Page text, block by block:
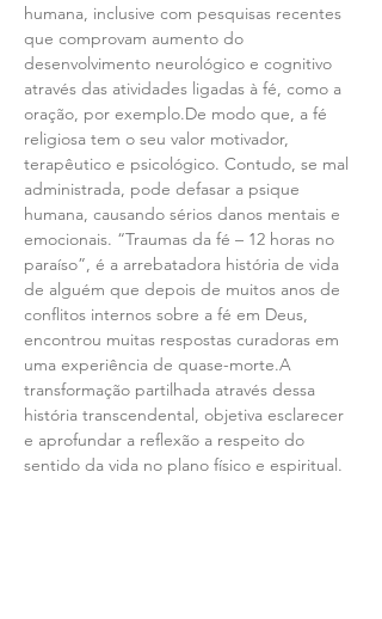
humana, inclusive com pesquisas recentes
que comprovam aumento do
desenvolvimento neurológico e cognitivo
através das atividades ligadas à fé, como a
oração, por exemplo.De modo que, a fé
religiosa tem o seu valor motivador,
terapêutico e psicológico. Contudo, se mal
administrada, pode defasar a psique
humana, causando sérios danos mentais e
emocionais. “Traumas da fé – 12 horas no
paraíso”, é a arrebatadora história de vida
de alguém que depois de muitos anos de
conflitos internos sobre a fé em Deus,
encontrou muitas respostas curadoras em
uma experiência de quase-morte.A
transformação partilhada através dessa
história transcendental, objetiva esclarecer
e aprofundar a reflexão a respeito do
sentido da vida no plano físico e espiritual.